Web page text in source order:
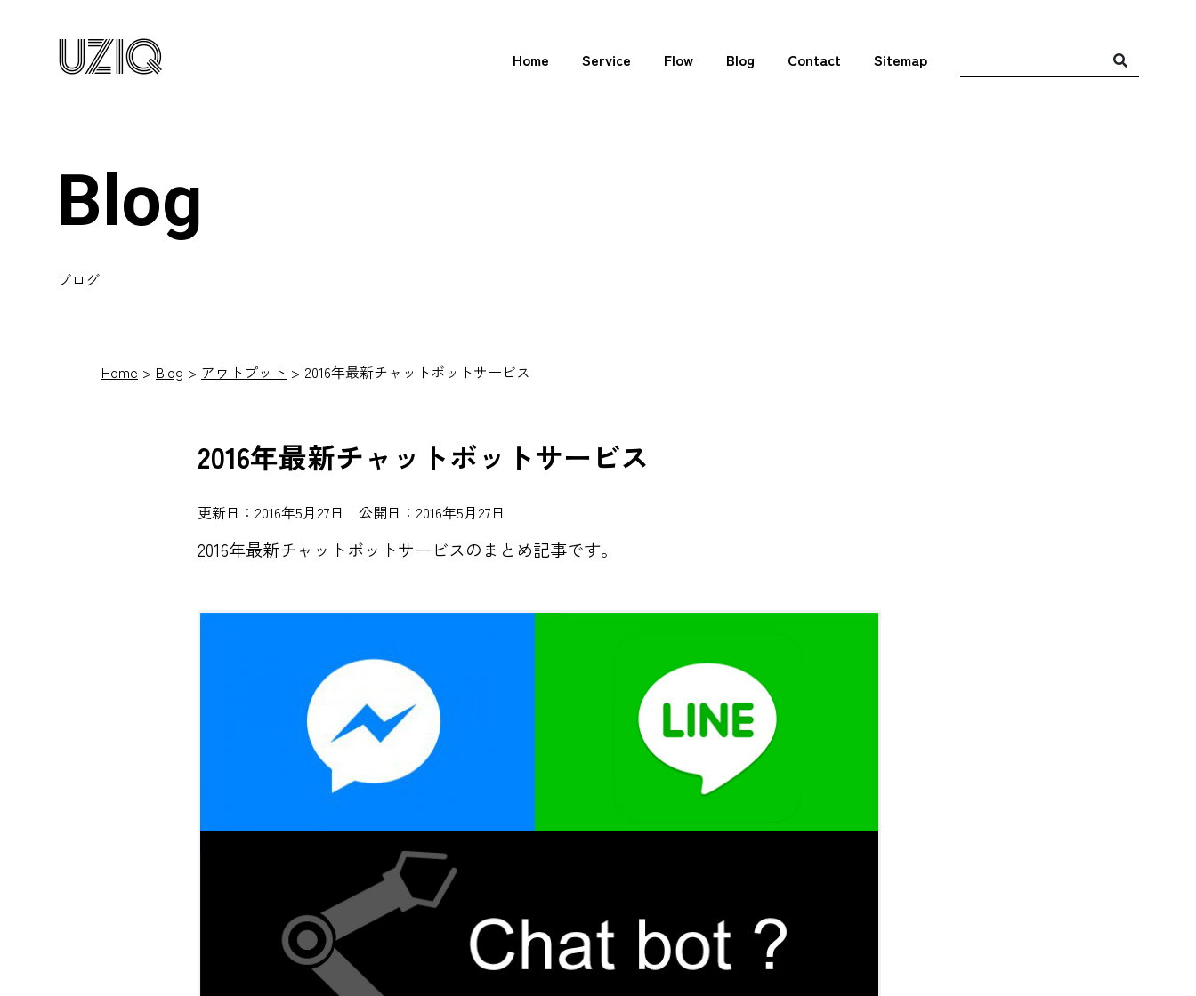
UZIQ Home Service Flow Blog Contact Sitemap
Blog
ブログ
Home Blog アウトプット 2016年最新チャットボットサービス
2016年最新チャットボットサービス
更新日：2016年5月27日｜公開日：2016年5月27日
2016年最新チャットボットサービスのまとめ記事です。